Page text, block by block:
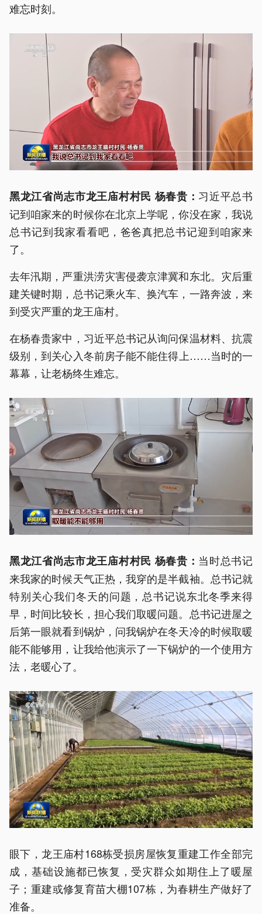
难忘时刻。
黑龙江省尚志市龙王庙村村民 杨春贵： 习近平总书
记到咱家来的时候你在北京上学呢，你没在家，我说
总书记到我家看看吧，爸爸真把总书记迎到咱家来
了。
去年汛期，严重洪涝灾害侵袭京津冀和东北。灾后重
建关键时期，总书记乘火车、换汽车，一路奔波，来
到受灾严重的龙王庙村。
在杨春贵家中，习近平总书记从询问保温材料、抗震
级别，到关心入冬前房子能不能住得上……当时的一
幕幕，让老杨终生难忘。
黑龙江省尚志市龙王庙村村民 杨春贵： 当时总书记
来我家的时候天气正热，我穿的是半截袖。总书记就
特别关心我们冬天的问题，总书记说东北冬季来得
早，时间比较长，担心我们取暖问题。总书记进屋之
后第一眼就看到锅炉，问我锅炉在冬天冷的时候取暖
能不能够用，让我给他演示了一下锅炉的一个使用方
法，老暖心了。
眼下，龙王庙村168栋受损房屋恢复重建工作全部完
成，基础设施都已恢复，受灾群众如期住上了暖屋
子；重建或修复育苗大棚107栋，为春耕生产做好了
准备。